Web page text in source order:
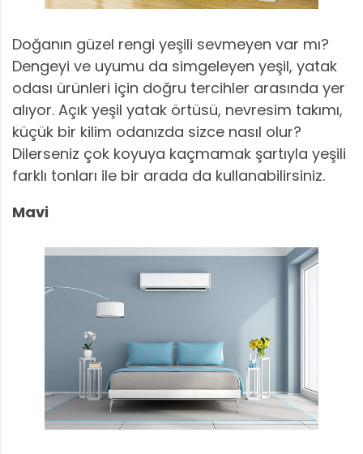
Doğanın güzel rengi yeşili sevmeyen var mı?
Dengeyi ve uyumu da simgeleyen yeşil, yatak
odası ürünleri için doğru tercihler arasında yer
alıyor. Açık yeşil yatak örtüsü, nevresim takımı,
küçük bir kilim odanızda sizce nasıl olur?
Dilerseniz çok koyuya kaçmamak şartıyla yeşili
farklı tonları ile bir arada da kullanabilirsiniz.
Mavi